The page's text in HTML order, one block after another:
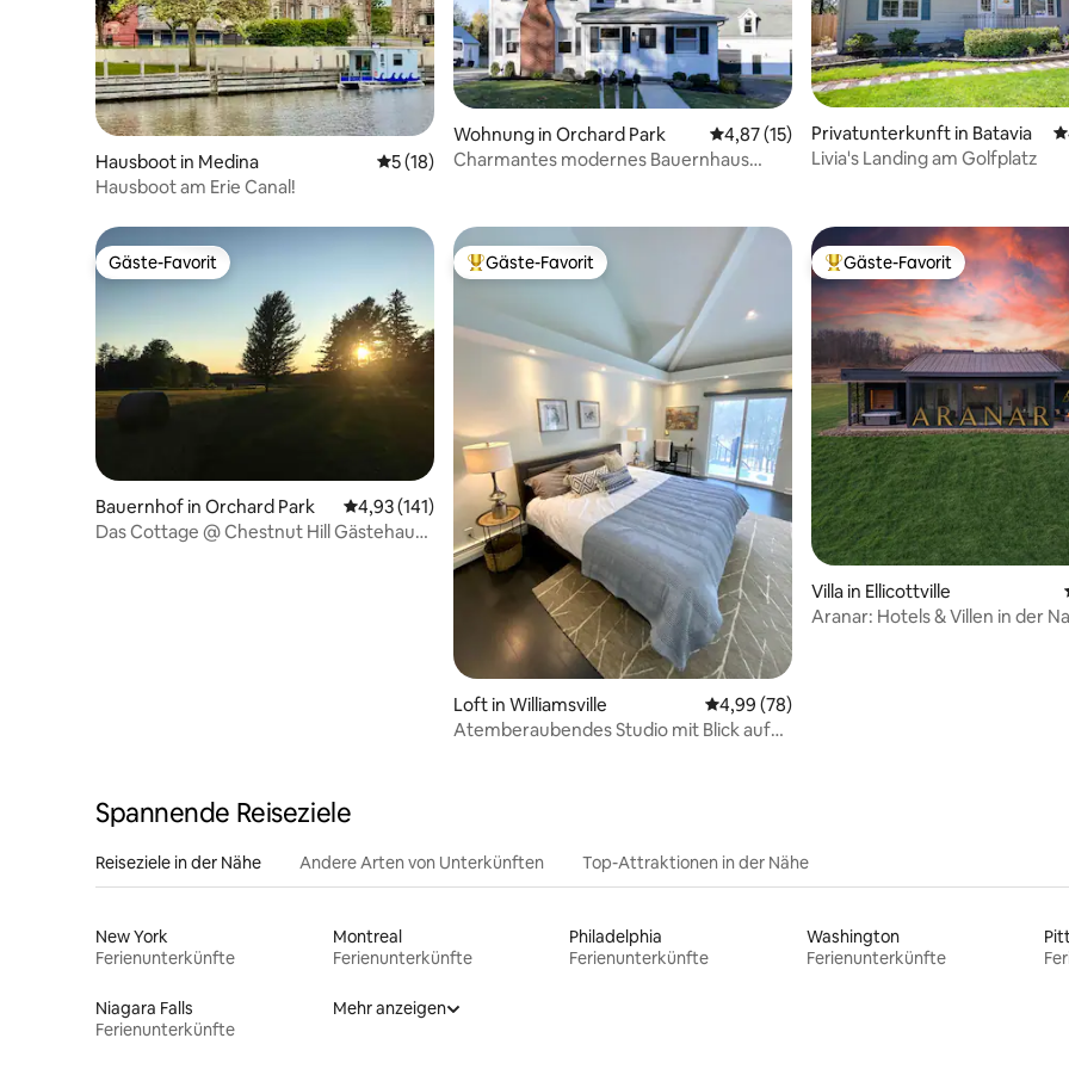
Hausboot in Medina Durchschnittliche Bewertung: 5 von 5, 18 Bewertungen
5 (18)
Hausboot am Erie Canal!
Wohnung in Orchard Park Durchschnittliche Bewertung: 4,87 von 5,
4,87 (15)
Charmantes modernes Bauernhaus
Privatunterkunft in Batavia
Livia's Landing am Golfplatz
Gäste-Favorit
Gäste-Favorit
Bauernhof in Orchard Park Durchschnittliche Bewertung: 4,93 von 5, 141 Bewertungen
4,93 (141)
Das Cottage @ Chestnut Hill Gästehaus
Beliebter Gäste-Favorit.
Gäste-Favorit
Loft in Williamsville Durchschnittliche Bewertung: 4,99 von 5,
4,99 (78)
Atemberaubendes Studio mit Blick auf
Beliebter Gäste-Favorit.
Gäste-Favorit
Villa in Ellicottville
Aranar: Hotels & Villen in der
Spannende Reiseziele
Reiseziele in der Nähe Andere Arten von Unterkünften Top-Attraktionen in der Nähe
New York
Ferienunterkünfte
Montreal
Ferienunterkünfte
Philadelphia
Ferienunterkünfte
Washington
Ferienunterkünfte
Niagara Falls
Ferienunterkünfte
Mehr anzeigen